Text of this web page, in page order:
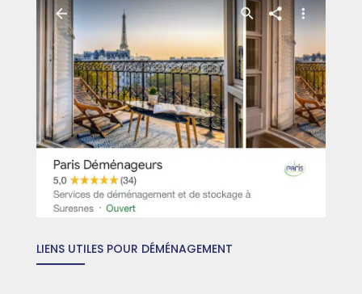
LIENS UTILES POUR DÉMÉNAGEMENT